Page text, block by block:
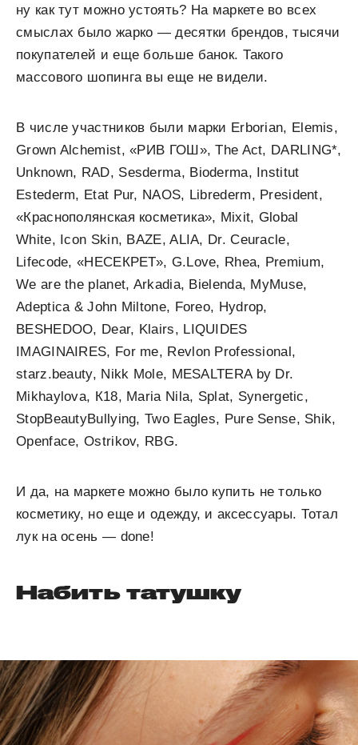
ну как тут можно устоять? На маркете во всех
смыслах было жарко — десятки брендов, тысячи
покупателей и еще больше банок. Такого
массового шопинга вы еще не видели.
В числе участников были марки Erborian, Elemis,
Grown Alchemist, «РИВ ГОШ», The Act, DARLING*,
Unknown, RAD, Sesderma, Bioderma, Institut
Estederm, Etat Pur, NAOS, Librederm, President,
«Краснополянская косметика», Mixit, Global
White, Icon Skin, BAZE, ALIA, Dr. Ceuracle,
Lifecode, «НЕСЕКРЕТ», G.Love, Rhea, Premium,
We are the planet, Arkadia, Bielenda, MyMuse,
Adeptica & John Miltone, Foreo, Hydrop,
BESHEDOO, Dear, Klairs, LIQUIDES
IMAGINAIRES, For me, Revlon Professional,
starz.beauty, Nikk Mole, MESALTERA by Dr.
Mikhaylova, К18, Maria Nila, Splat, Synergetic,
StopBeautyBullying, Two Eagles, Pure Sense, Shik,
Openface, Ostrikov, RBG.
И да, на маркете можно было купить не только
косметику, но еще и одежду, и аксессуары. Тотал
лук на осень — done!
Набить татушку